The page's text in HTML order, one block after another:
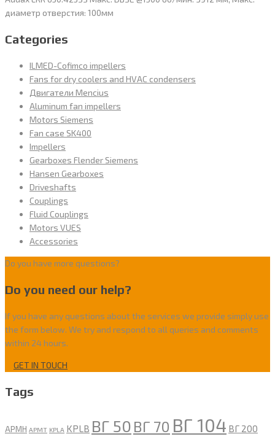
диаметр отверстия: 100мм
Categories
ILMED-Cofimco impellers
Fans for dry coolers and HVAC condensers
Двигатели Mencius
Aluminum fan impellers
Motors Siemens
Fan case SK400
Impellers
Gearboxes Flender Siemens
Hansen Gearboxes
Driveshafts
Couplings
Fluid Couplings
Motors VUES
Accessories
Do you have more questions?
Do you need our help?
If you have any questions about the services we provide simply use
the form below. We try and respond to all queries and comments
within 24 hours.
GET IN TOUCH
Tags
APMH APMT KPLA KPLB ВГ 50 ВГ 70 ВГ 104 ВГ 200